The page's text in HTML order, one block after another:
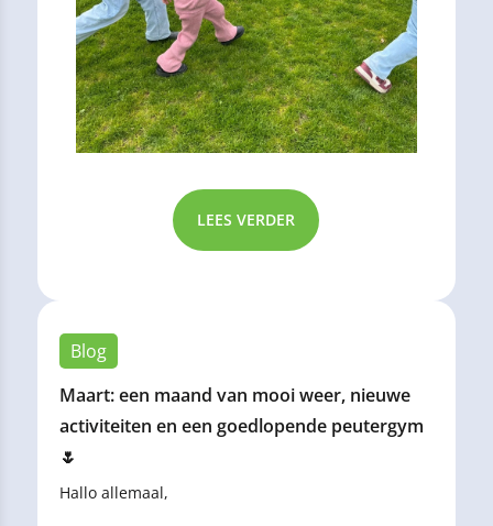
LEES VERDER
Blog
Maart: een maand van mooi weer, nieuwe
activiteiten en een goedlopende peutergym
🌷
Hallo allemaal,